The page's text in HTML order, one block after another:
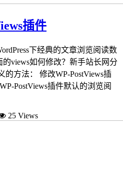
插件
下经典的文章浏览阅读数
views如何修改？新手站长网分
的方法： 修改WP-PostViews插
PostViews插件默认的浏览阅
25 Views